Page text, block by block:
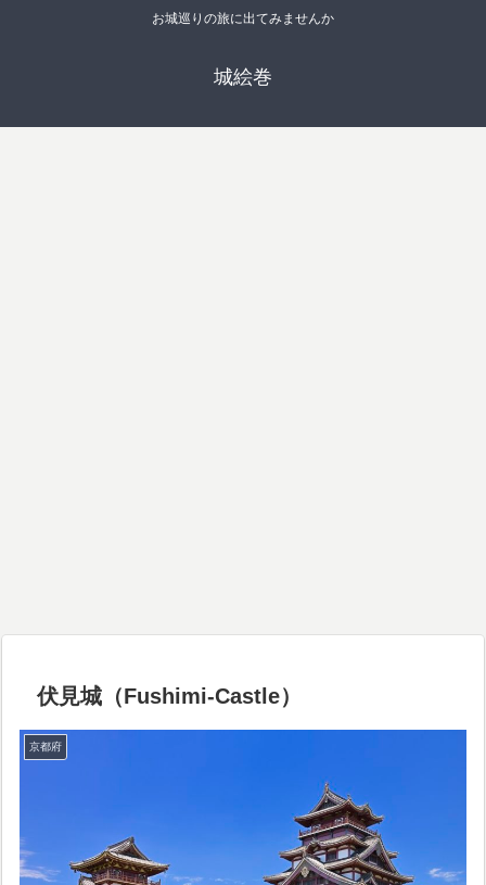
お城巡りの旅に出てみませんか
城絵巻
伏見城（Fushimi-Castle）
京都府